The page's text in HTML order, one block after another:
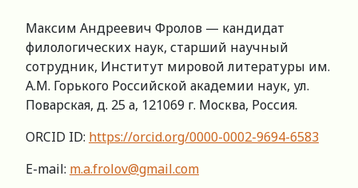
Максим Андреевич Фролов — кандидат
филологических наук, старший научный
сотрудник, Институт мировой литературы им.
А.М. Горького Российской академии наук, ул.
Поварская, д. 25 а, 121069 г. Москва, Россия.
ORCID ID: https://orcid.org/0000-0002-9694-6583
E-mail: m.a.frolov@gmail.com